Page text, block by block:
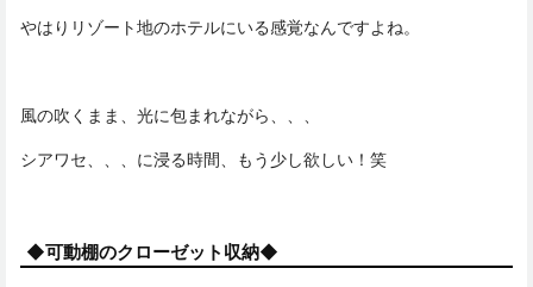
やはりリゾート地のホテルにいる感覚なんですよね。
風の吹くまま、光に包まれながら、、、
シアワセ、、、に浸る時間、もう少し欲しい！笑
◆可動棚のクローゼット収納◆